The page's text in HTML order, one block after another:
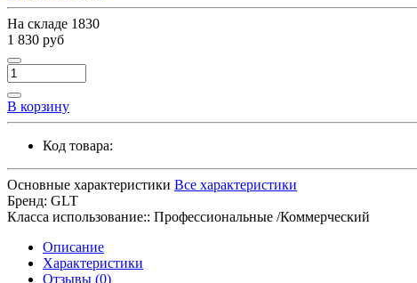
На складе 1830
1 830 руб
В корзину
Код товара:
Основные характеристики Все характеристики
Бренд: GLT
Класса использование:: Профессиональные /Коммерческий
Описание
Характеристики
Отзывы (0)